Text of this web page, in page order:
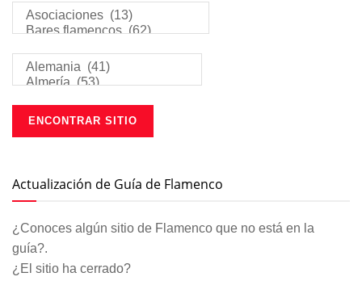
Actualización de Guía de Flamenco
¿Conoces algún sitio de Flamenco que no está en la
guía?.
¿El sitio ha cerrado?